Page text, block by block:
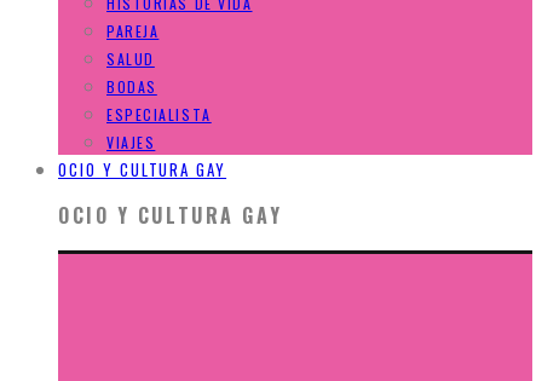
PAREJA
SALUD
BODAS
ESPECIALISTA
VIAJES
OCIO Y CULTURA GAY
OCIO Y CULTURA GAY